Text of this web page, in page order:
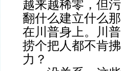
越来越稀零，但
翻什么建立什么
在川普身上。川
捞个把人都不肯
力？